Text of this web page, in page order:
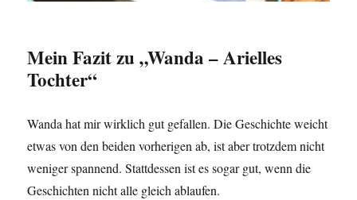
Mein Fazit zu „Wanda – Arielles
Tochter“
Wanda hat mir wirklich gut gefallen. Die Geschichte weicht
etwas von den beiden vorherigen ab, ist aber trotzdem nicht
weniger spannend. Stattdessen ist es sogar gut, wenn die
Geschichten nicht alle gleich ablaufen.